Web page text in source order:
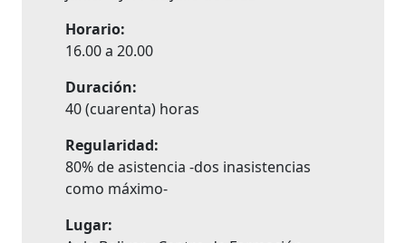
Horario:
16.00 a 20.00
Duración:
40 (cuarenta) horas
Regularidad:
80% de asistencia -dos inasistencias
como máximo-
Lugar: